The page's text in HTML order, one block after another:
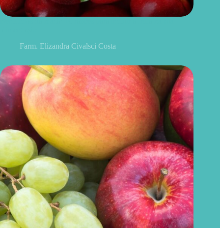
Farm. Elizandra Civalsci Costa